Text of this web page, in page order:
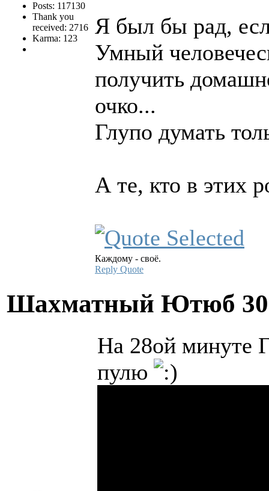
Posts: 117130
Thank you
received: 2716
Karma: 123
Я был бы рад,
Умный
получить
очко...
Глупо думать
А те, кто в этих
Каждому - своё.
Reply Quote
Шахматный Ютюб
На 28ой минуте
пулю